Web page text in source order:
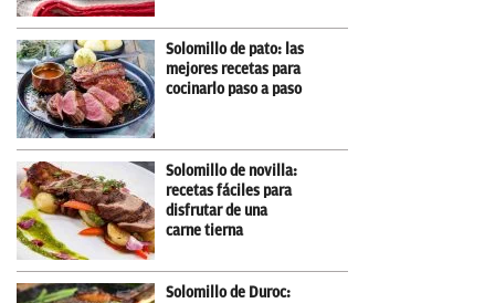
Solomillo de pato: las
mejores recetas para
cocinarlo paso a paso
Solomillo de novilla:
recetas fáciles para
disfrutar de una
carne tierna
Solomillo de Duroc: